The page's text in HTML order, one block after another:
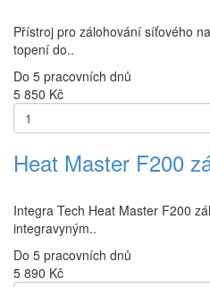
Přístroj pro zálohování síťového
topení do..
Do 5 pracovních dnů
5 850 Kč
Heat Master F200
Integra Tech Heat Master F200
integravyným..
Do 5 pracovních dnů
5 890 Kč